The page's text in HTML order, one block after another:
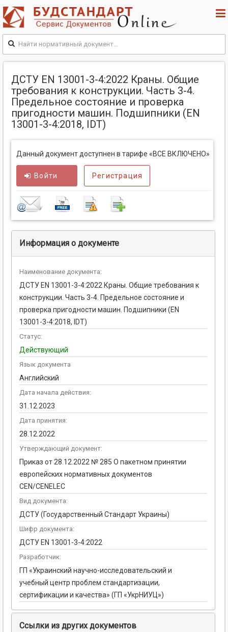
ДСТУ EN 13001-3-4:2022 Краны. Общие
требования к конструкции. Часть 3-4.
Предельное состояние и проверка
пригодности машин. Подшипники (EN
13001-3-4:2018, IDT)
Данный документ доступнен в тарифе «ВСЕ ВКЛЮЧЕНО»
Войти Регистрация
Информация о документе
Наименование документа:
ДСТУ EN 13001-3-4:2022 Краны. Общие требования к
конструкции. Часть 3-4. Предельное состояние и
проверка пригодности машин. Подшипники (EN
13001-3-4:2018, IDT)
Статус:
Действующий
Язык документа
Английский
Дата начала действия:
31.12.2023
Дата принятия:
28.12.2022
Утверждающий документ:
Приказ от 28.12.2022 № 285 О пакетном принятии
европейских нормативных документов
CEN/CENELEC
Вид документа:
ДСТУ (Государственный Стандарт Украины)
Шифр документа:
ДСТУ EN 13001-3-4:2022
Разработчик:
ГП «Украинский научно-исследовательский и
учебный центр проблем стандартизации,
сертификации и качества» (ГП «УкрНИУЦ»)
Ссылки из других документов